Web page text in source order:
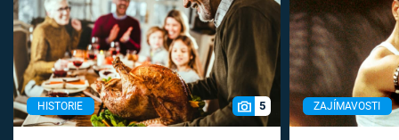
HISTORIE 5 ZAJÍMAVOSTI